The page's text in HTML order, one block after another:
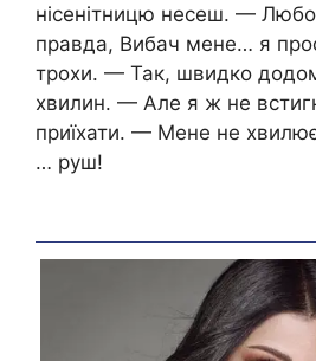
нісенітницю несеш. —
правда, Вибач мене… я
трохи. — Так, швидко
хвилин. — Але я ж не
приїхати. — Мене не
… руш!